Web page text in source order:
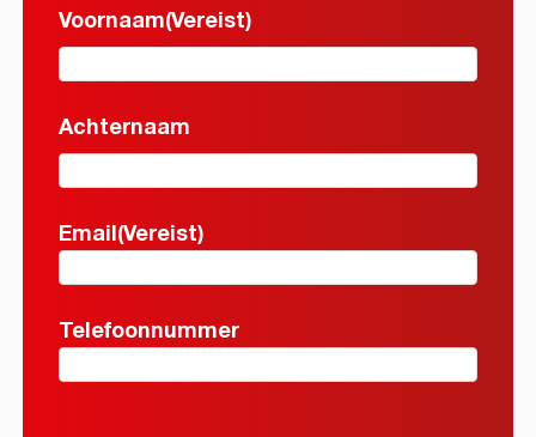
Voornaam(Vereist)
Achternaam
Email(Vereist)
Telefoonnummer